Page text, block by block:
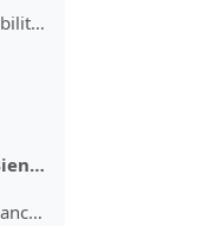
1er exercice formatif (possibilité de se rattraper jusqu'au 1er novembre)
Séance d'informations : Bienvenue au Bachelor (19.09.) - aucune info sur ce cours
Bienvenue au Bachelor - Séance d'information